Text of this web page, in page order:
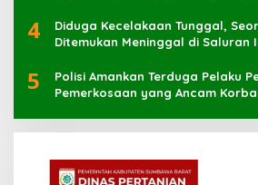
4
Diduga Kecelakaan Tunggal,
Ditemukan Meninggal di Saluran
5
Polisi Amankan Terduga Pelaku
Pemerkosaan yang Ancam